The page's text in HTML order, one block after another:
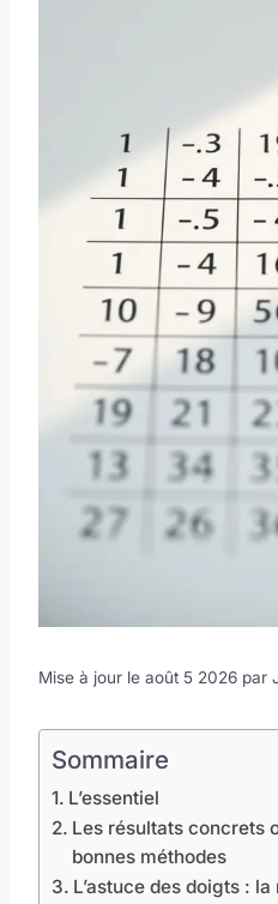
Mise à jour le août 5 2026 par
Sommaire
L’essentiel
Les résultats concrets
bonnes méthodes
L’astuce des doigts :